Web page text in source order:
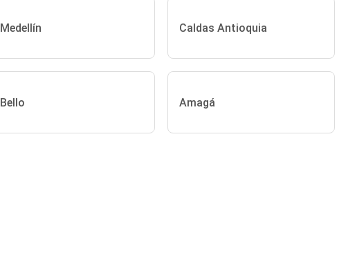
Medellín Caldas Antioquia
Bello Amagá